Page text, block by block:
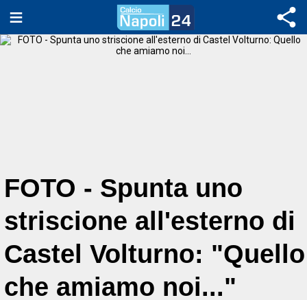
FOTO - Spunta uno
striscione all'esterno di
Castel Volturno: "Quello
che amiamo noi..."